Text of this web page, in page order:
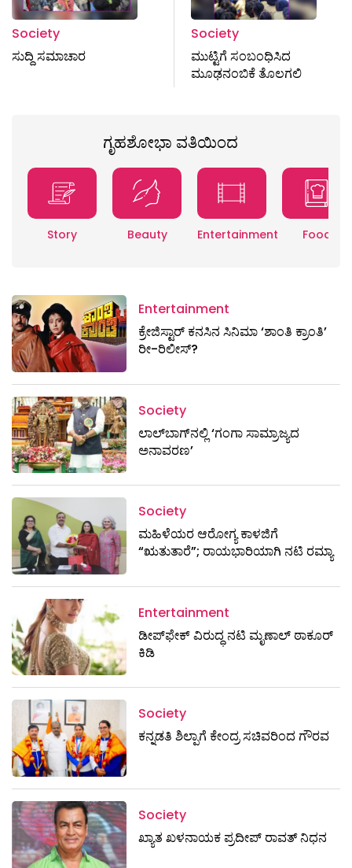
Society
ಸುದ್ದಿ ಸಮಾಚಾರ
Society
ಮುಟ್ಟಿಗೆ ಸಂಬಂಧಿಸಿದ
ಮೂಢನಂಬಿಕೆ ತೊಲಗಲಿ
ಗೃಹಶೋಭಾ ವತಿಯಿಂದ
Story Beauty Entertainment Food
Entertainment
ಕ್ರೇಜಿಸ್ಟಾರ್ ಕನಸಿನ ಸಿನಿಮಾ ‘ಶಾಂತಿ ಕ್ರಾಂತಿ’
ರೀ-ರಿಲೀಸ್?
Society
ಲಾಲ್‌ಬಾಗ್‌ನಲ್ಲಿ ‘ಗಂಗಾ ಸಾಮ್ರಾಜ್ಯದ
ಅನಾವರಣ’
Society
ಮಹಿಳೆಯರ ಆರೋಗ್ಯ ಕಾಳಜಿಗೆ
“ಋತುತಾರೆ”; ರಾಯಭಾರಿಯಾಗಿ ನಟಿ ರಮ್ಯಾ
Entertainment
ಡೀಪ್‌ಫೇಕ್ ವಿರುದ್ಧ ನಟಿ ಮೃಣಾಲ್ ಠಾಕೂರ್
ಕಿಡಿ
Society
ಕನ್ನಡತಿ ಶಿಲ್ಪಾಗೆ ಕೇಂದ್ರ ಸಚಿವರಿಂದ ಗೌರವ
Society
ಖ್ಯಾತ ಖಳನಾಯಕ ಪ್ರದೀಪ್ ರಾವತ್‌ ನಿಧನ